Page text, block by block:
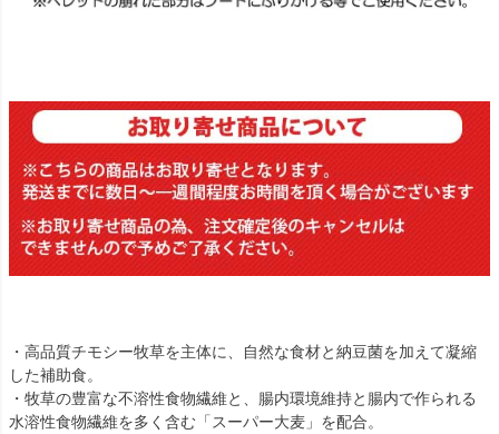
・高品質チモシー牧草を主体に、自然な食材と納豆菌を加えて凝縮
した補助食。
・牧草の豊富な不溶性食物繊維と、腸内環境維持と腸内で作られる
水溶性食物繊維を多く含む「スーパー大麦」を配合。